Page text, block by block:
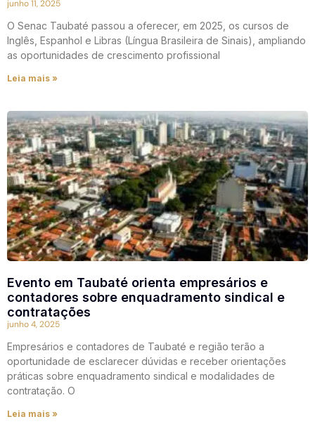
junho 11, 2025
O Senac Taubaté passou a oferecer, em 2025, os cursos de
Inglês, Espanhol e Libras (Língua Brasileira de Sinais), ampliando
as oportunidades de crescimento profissional
Leia mais »
Evento em Taubaté orienta empresários e
contadores sobre enquadramento sindical e
contratações
junho 4, 2025
Empresários e contadores de Taubaté e região terão a
oportunidade de esclarecer dúvidas e receber orientações
práticas sobre enquadramento sindical e modalidades de
contratação. O
Leia mais »